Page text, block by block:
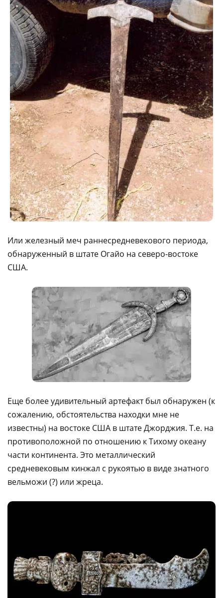
Или железный меч раннесредневекового периода,
обнаруженный в штате Огайо на северо-востоке
США.
Еще более удивительный артефакт был обнаружен (к
сожалению, обстоятельства находки мне не
известны) на востоке США в штате Джорджия. Т.е. на
противоположной по отношению к Тихому океану
части континента. Это металлический
средневековым кинжал с рукоятью в виде знатного
вельможи (?) или жреца.